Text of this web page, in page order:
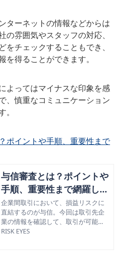
ターネットの情報などからは
雰囲気やスタッフの対応、
チェックすることもでき、
を得ることができます。
よってはマイナスな印象を感
、慎重なコミュニケーション
ポイントや手順、重要性まで
与信審査とは？ポイントや
手順、重要性まで網羅して
解説
企業間取引において、損益リスクに
直結するのが与信。今回は取引先企
業の情報を確認して、取引が可能か
どうかを判断する「与信審査」つい
RISK EYES